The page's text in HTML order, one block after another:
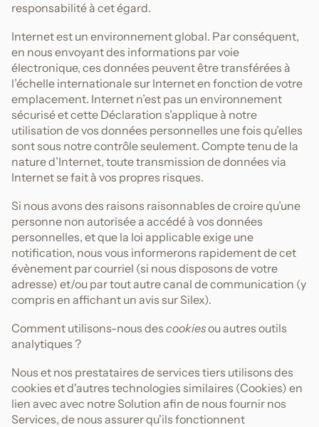
responsabilité à cet égard.
Internet est un environnement global. Par conséquent,
en nous envoyant des informations par voie
électronique, ces données peuvent être transférées à
l’échelle internationale sur Internet en fonction de votre
emplacement. Internet n’est pas un environnement
sécurisé et cette Déclaration s’applique à notre
utilisation de vos données personnelles une fois qu’elles
sont sous notre contrôle seulement. Compte tenu de la
nature d’Internet, toute transmission de données via
Internet se fait à vos propres risques.
Si nous avons des raisons raisonnables de croire qu’une
personne non autorisée a accédé à vos données
personnelles, et que la loi applicable exige une
notification, nous vous informerons rapidement de cet
évènement par courriel (si nous disposons de votre
adresse) et/ou par tout autre canal de communication (y
compris en affichant un avis sur Silex).
Comment utilisons-nous des cookiesou autres outils
analytiques ?
Nous et nos prestataires de services tiers utilisons des
cookies et d'autres technologies similaires (Cookies) en
lien avec avec notre Solution afin de nous fournir nos
Services, de nous assurer qu'ils fonctionnent